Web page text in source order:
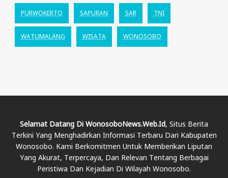
PURWOKERTO SAPURAN SAR TNI
WATUMALANG WISATA WONOSOBO
Selamat Datang Di WonosoboNews.web.id, Situs Berita
Terkini Yang Menghadirkan Informasi Terbaru Dari Kabupaten
Wonosobo. Kami Berkomitmen Untuk Memberikan Liputan
Yang Akurat, Terpercaya, Dan Relevan Tentang Berbagai
Peristiwa Dan Kejadian Di Wilayah Wonosobo.